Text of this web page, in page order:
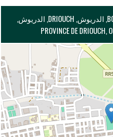
BOULEVARD GENERAL AMEZIAN, الدريوش, DRIOUCH, الدريوش,
PROVINCE DE DRIOUCH,